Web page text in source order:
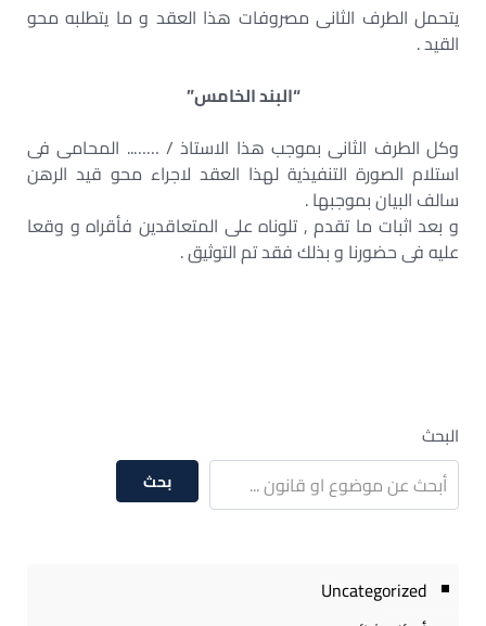
يتحمل الطرف الثانى مصروفات هذا العقد و ما يتطلبه محو
القيد .
“البند الخامس”
وكل الطرف الثانى بموجب هذا الاستاذ / …….. المحامى فى
استلام الصورة التنفيذية لهذا العقد لاجراء محو قيد الرهن
سالف البيان بموجبها .
و بعد اثبات ما تقدم , تلوناه على المتعاقدين فأقراه و وقعا
عليه فى حضورنا و بذلك فقد تم التوثيق .
البحث
بحث
Uncategorized